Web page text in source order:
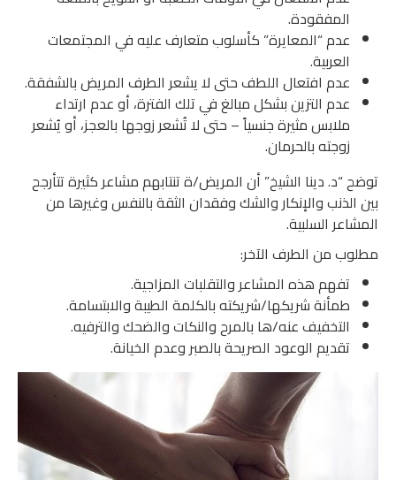
المفقودة.
عدم “المعايرة” كأسلوب متعارف عليه في المجتمعات
العربية.
عدم افتعال اللطف حتى لا يشعر الطرف المريض بالشفقة.
عدم التزين بشكل مبالغ في تلك الفترة، أو عدم ارتداء
ملابس مثيرة جنسياً – حتى لا تُشعر زوجها بالعجز، أو يُشعر
زوجته بالحرمان.
توضح “د. دينا الشيخ” أن المريض/ة تنتابهم مشاعر كثيرة تتأرجح
بين الذنب والإنكار والشك وفقدان الثقة بالنفس وغيرها من
المشاعر السلبية.
مطلوب من الطرف الآخر:
تفهم هذه المشاعر والتقلبات المزاجية.
طمأنة شريكها/شريكته بالكلمة الطيبة والابتسامة.
التخفيف عنه/ها بالمرح والنكات والضحك والترفيه.
تقديم الوعود الصريحة بالصبر وعدم الخيانة.